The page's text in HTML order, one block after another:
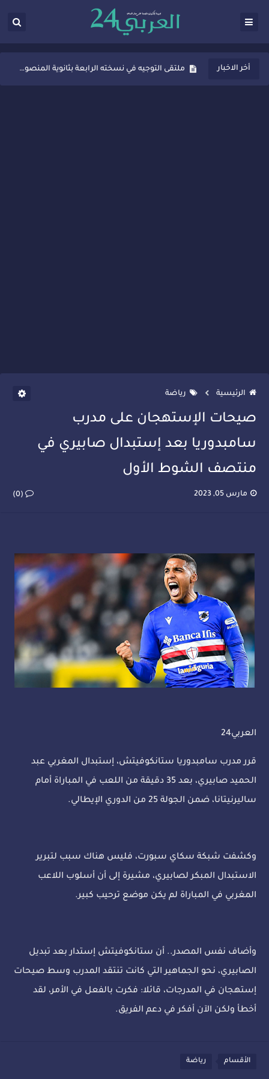
أخر الاخبار
ثانوية المنصور الذهبي بسيدي قاسم تُعزّز ثقافة التوجيه المدرسي بمبادرة نوعية تجمع بين التفاعل والتكريم
ملتقى التوجيه في نسخته الرابعة بثانوية المنصور الذهبي بسيدي قاسم
الرئيسية رياضة
صيحات الإستهجان على مدرب
سامبدوريا بعد إستبدال صابيري في
منتصف الشوط الأول
مارس 05, 2023 (0)
العربي24
قرر مدرب سامبدوريا ستانكوفيتش، إستبدال المغربي عبد
الحميد صابيري، بعد 35 دقيقة من اللعب في المباراة أمام
ساليرنيتانا، ضمن الجولة 25 من الدوري الإيطالي.
وكشفت شبكة سكاي سبورت، فليس هناك سبب لتبرير
الاستبدال المبكر لصابيري، مشيرة إلى أن أسلوب اللاعب
المغربي في المباراة لم يكن موضع ترحيب كبير.
وأضاف نفس المصدر.. أن ستانكوفيتش إستدار بعد تبديل
الصابيري، نحو الجماهير التي كانت تنتقد المدرب وسط صيحات
إستهجان في المدرجات، قائلا: فكرت بالفعل في الأمر، لقد
أخطأ ولكن الآن أفكر في دعم الفريق.
الأقسام رياضة